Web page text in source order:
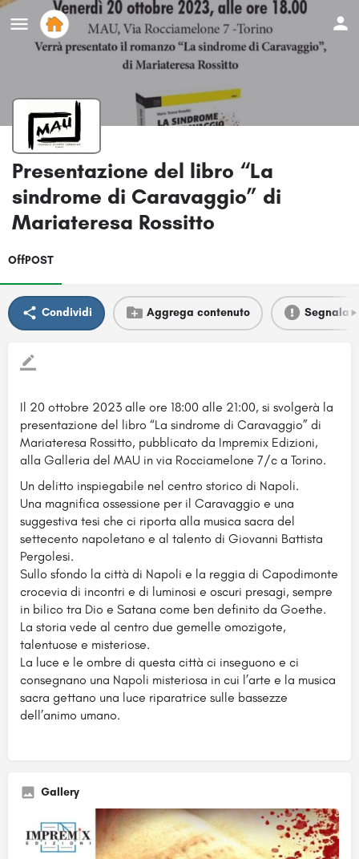
Presentazione del libro “La
sindrome di Caravaggio” di
Mariateresa Rossitto
OffPOST
Condividi Aggrega contenuto Segnala
Il 20 ottobre 2023 alle ore 18:00 alle 21:00, si svolgerà la
presentazione del libro “La sindrome di Caravaggio” di
Mariateresa Rossitto, pubblicato da Impremix Edizioni,
alla Galleria del MAU in via Rocciamelone 7/c a Torino.
Un delitto inspiegabile nel centro storico di Napoli.
Una magnifica ossessione per il Caravaggio e una
suggestiva tesi che ci riporta alla musica sacra del
settecento napoletano e al talento di Giovanni Battista
Pergolesi.
Sullo sfondo la città di Napoli e la reggia di Capodimonte
crocevia di incontri e di luminosi e oscuri presagi, sempre
in bilico tra Dio e Satana come ben definito da Goethe.
La storia vede al centro due gemelle omozigote,
talentuose e misteriose.
La luce e le ombre di questa città ci inseguono e ci
consegnano una Napoli misteriosa in cui l’arte e la musica
sacra gettano una luce riparatrice sulle bassezze
dell’animo umano.
Gallery